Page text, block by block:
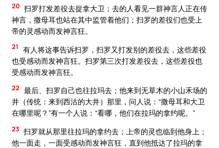
20 扫罗打发差役去捉拿大卫；去的人看见一群神言人正在传
神言，撒母耳也站在其中监管着他们；扫罗的差役们也受上
帝的灵感动而发神言狂。
21
有人将这事告诉扫罗，扫罗又打发别的差役去，这些差役
也受感动而发神言狂。扫罗第三次打发差役去，这些差役也
受感动而发神言狂。
22 最后、扫罗自己也往拉玛去；他来到无草木的小山禾场的
井（传统：来到西沽的大井）那里，问人说：“撒母耳和大卫
在哪里呢？”有一个人说：“看哪，他们在拉玛的拿约呢。”
23 扫罗就从那里往拉玛的拿约去；上帝的灵也临到他身上；
他一面走，一面受感动而发神言狂，直到他抵达了拉玛的拿